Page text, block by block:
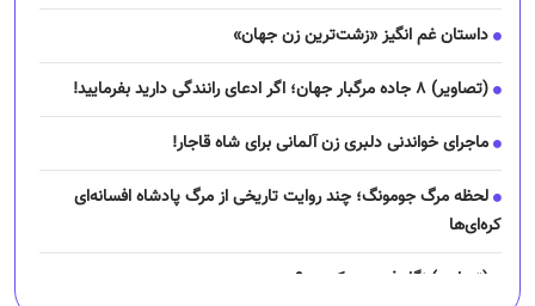
داستان غم انگیز «زشت‌ترین زن جهان»
(تصاویر) ۸ جاده مرگبار جهان؛ اگر ادعای رانندگی دارید بفرمایید!
ماجرای خواندنی دلبری زن آلمانی برای شاه قاجار!
لحظه مرگ جومونگ؛ چند روایت تاریخی از مرگ پادشاه افسانه‌ای
کره‌ای‌ها
(تصاویر) نگار فرهمند کیست؟